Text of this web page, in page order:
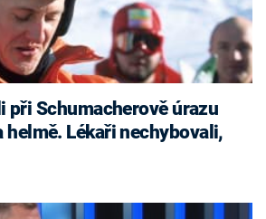
helmě. Lékaři nechybovali,